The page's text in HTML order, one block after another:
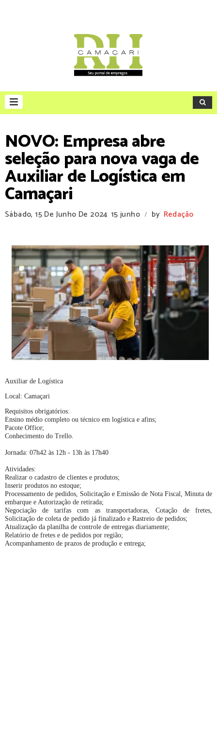
NOVO: Empresa abre
seleção para nova vaga de
Auxiliar de Logística em
Camaçari
Sábado, 15 De Junho De 2024 15 junho / by Redação
Auxiliar de Logística
Local: Camaçari
Requisitos obrigatórios:
Ensino médio completo ou técnico em logística e afins;
Pacote Office;
Conhecimento do Trello.
Jornada: 07h42 às 12h - 13h às 17h40
Atividades:
Realizar o cadastro de clientes e produtos;
Inserir produtos no estoque;
Processamento de pedidos, Solicitação e Emissão de Nota Fiscal, Minuta de
embarque e Autorização de retirada;
Negociação de tarifas com as transportadoras, Cotação de fretes,
Solicitação de coleta de pedido já finalizado e Rastreio de pedidos;
Atualização da planilha de controle de entregas diariamente;
Relatório de fretes e de pedidos por região;
Acompanhamento de prazos de produção e entrega;